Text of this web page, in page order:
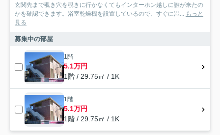
玄関先まで覗き穴を覗きに行かなくてもインターホン越しに誰が来たの
かを確認できます。浴室乾燥機を設置しているので、すぐに湿... もっと
見る
募集中の部屋
1階
5.1万円
1階 / 29.75㎡ / 1K
1階
5.1万円
1階 / 29.75㎡ / 1K